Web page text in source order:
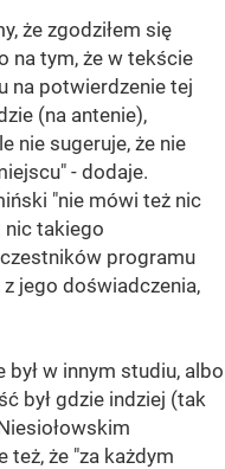
że zgodziłem się
na tym, że w tekście
na potwierdzenie tej
(na antenie),
nie sugeruje, że nie
- dodaje.
"nie mówi też nic
nic takiego
programu
jego doświadczenia,
był w innym studiu, albo
był gdzie indziej (tak
też, że "za każdym